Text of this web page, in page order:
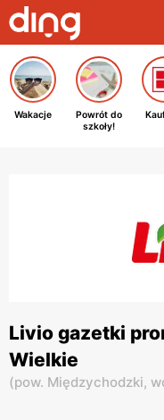
Wakacje
Powrót do
szkoły!
Livio gazetki
Wielkie
(pow. Międzychodzki,